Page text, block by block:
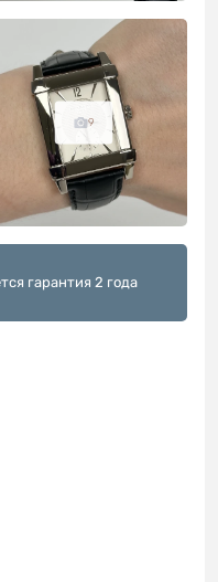
9
гарантия 2 года